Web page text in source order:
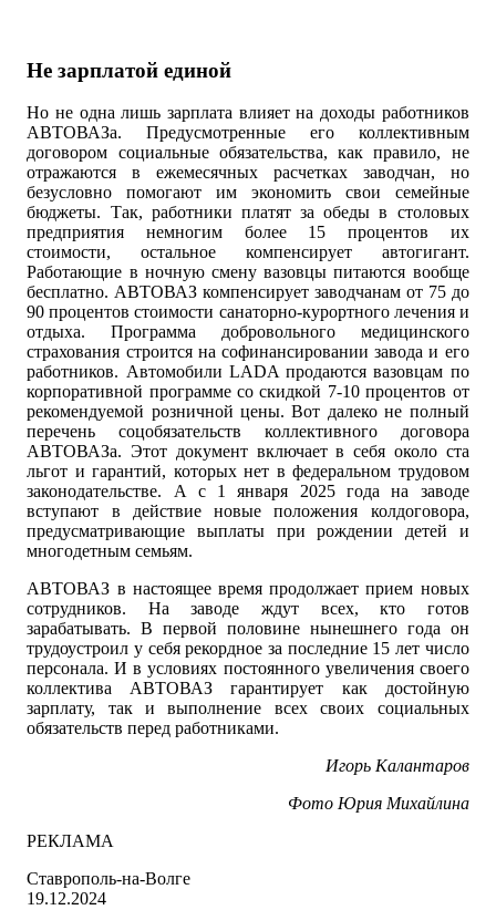
Не зарплатой единой
Но не одна лишь зарплата влияет на доходы работников
АВТОВАЗа. Предусмотренные его коллективным
договором социальные обязательства, как правило, не
отражаются в ежемесячных расчетках заводчан, но
безусловно помогают им экономить свои семейные
бюджеты. Так, работники платят за обеды в столовых
предприятия немногим более 15 процентов их
стоимости, остальное компенсирует автогигант.
Работающие в ночную смену вазовцы питаются вообще
бесплатно. АВТОВАЗ компенсирует заводчанам от 75 до
90 процентов стоимости санаторно-курортного лечения и
отдыха. Программа добровольного медицинского
страхования строится на софинансировании завода и его
работников. Автомобили LADA продаются вазовцам по
корпоративной программе со скидкой 7-10 процентов от
рекомендуемой розничной цены. Вот далеко не полный
перечень соцобязательств коллективного договора
АВТОВАЗа. Этот документ включает в себя около ста
льгот и гарантий, которых нет в федеральном трудовом
законодательстве. А с 1 января 2025 года на заводе
вступают в действие новые положения колдоговора,
предусматривающие выплаты при рождении детей и
многодетным семьям.
АВТОВАЗ в настоящее время продолжает прием новых
сотрудников. На заводе ждут всех, кто готов
зарабатывать. В первой половине нынешнего года он
трудоустроил у себя рекордное за последние 15 лет число
персонала. И в условиях постоянного увеличения своего
коллектива АВТОВАЗ гарантирует как достойную
зарплату, так и выполнение всех своих социальных
обязательств перед работниками.
Игорь Калантаров
Фото Юрия Михайлина
РЕКЛАМА
Ставрополь-на-Волге
19.12.2024